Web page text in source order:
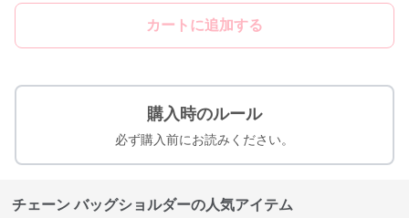
カートに追加する
購入時のルール
必ず購入前にお読みください。
チェーン バッグショルダーの人気アイテム